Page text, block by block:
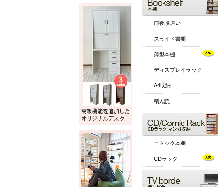
前後段違い
スライド書棚
薄型本棚
ディスプレイラック
A4収納
積ん読
コミック本棚
CDラック